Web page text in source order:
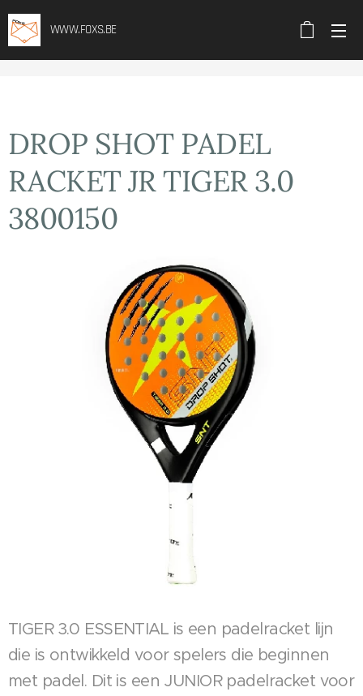
WWW.FOXS.BE
DROP SHOT PADEL
RACKET JR TIGER 3.0
3800150
TIGER 3.0 ESSENTIAL is een padelracket lijn
die is ontwikkeld voor spelers die beginnen
met padel. Dit is een JUNIOR padelracket voor